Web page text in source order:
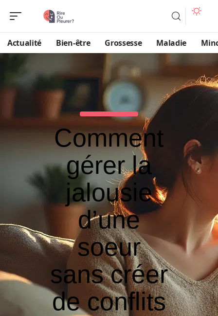
Actualité Bien-être Grossesse Maladie
Comment
gérer la
jalousie
d’une
soeur
sans créer
de conflits